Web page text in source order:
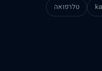
טלרפואה